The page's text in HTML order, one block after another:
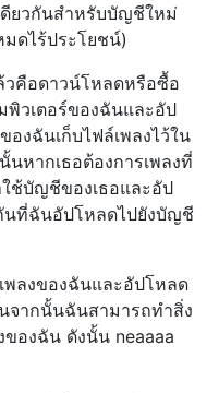
ดียวกันสำหรับบัญชีใหม่
ดไร้ประโยชน์)
วคือดาวน์โหลดหรือซื้อ
พิวเตอร์ของฉันและอัป
องฉันเก็บไฟล์เพลงไว้ใน
หากเธอต้องการเพลงที่
ช้บัญชีของเธอและอัป
นที่ฉันอัปโหลดไปยังบัญชี
พลงของฉันและอัปโหลด
จากนั้นฉันสามารถทำสิ่ง
องฉัน ดังนั้น neaaaa